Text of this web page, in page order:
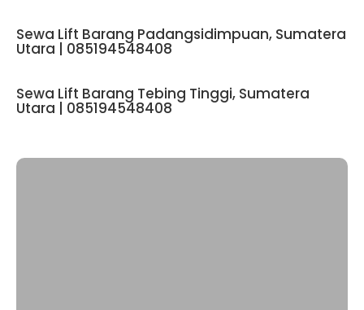
Sewa Lift Barang Padangsidimpuan, Sumatera
Utara | 085194548408
Sewa Lift Barang Tebing Tinggi, Sumatera
Utara | 085194548408